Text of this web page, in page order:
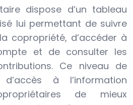
dispose d’un tableau
lui permettant de suivre
copropriété, d’accéder à
et de consulter les
Ce niveau de
à l’information
de mieux